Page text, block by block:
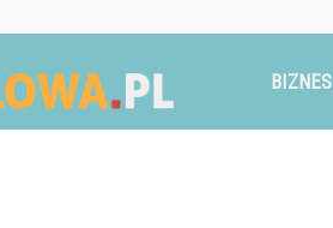
Ruszglowa.plBIZNES